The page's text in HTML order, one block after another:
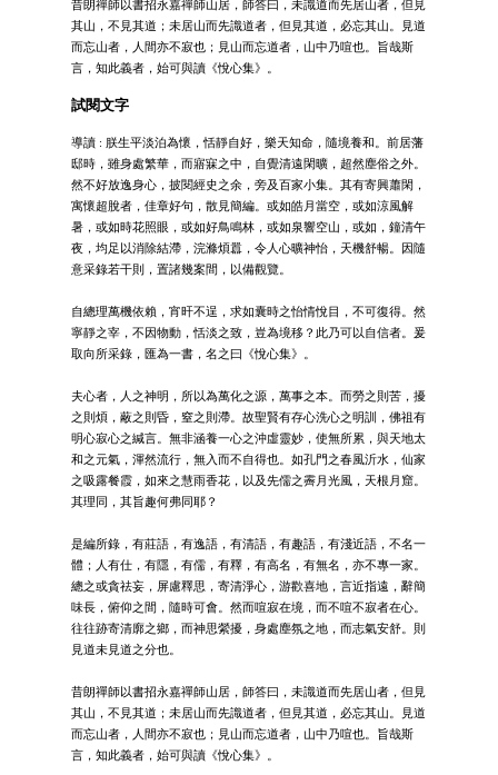
昔朗禪師以書招永嘉禪師山居，師答曰，未識道而先居山者，但見
其山，不見其道；未居山而先識道者，但見其道，必忘其山。見道
而忘山者，人間亦不寂也；見山而忘道者，山中乃喧也。旨哉斯
言，知此義者，始可與讀《悅心集》。
試閱文字
導讀 : 朕生平淡泊為懷，恬靜自好，樂天知命，隨境養和。前居藩
邸時，雖身處繁華，而寤寐之中，自覺清遠閑曠，超然塵俗之外。
然不好放逸身心，披閱經史之余，旁及百家小集。其有寄興蕭閑，
寓懷超脫者，佳章好句，散見簡編。或如皓月當空，或如涼風解
暑，或如時花照眼，或如好鳥鳴林，或如泉響空山，或如，鐘清午
夜，均足以消除結滯，浣滌煩囂，令人心曠神怡，天機舒暢。因隨
意采錄若干則，置諸幾案間，以備觀覽。
自總理萬機依賴，宵旰不逞，求如囊時之怡情悅目，不可復得。然
寧靜之宰，不因物動，恬淡之致，豈為境移？此乃可以自信者。爰
取向所采錄，匯為一書，名之曰《悅心集》。
夫心者，人之神明，所以為萬化之源，萬事之本。而勞之則苦，擾
之則煩，蔽之則昏，窒之則滯。故聖賢有存心洗心之明訓，佛祖有
明心寂心之緘言。無非涵養一心之沖虛靈妙，使無所累，與天地太
和之元氣，渾然流行，無入而不自得也。如孔門之春風沂水，仙家
之吸露餐霞，如來之慧雨香花，以及先儒之霽月光風，天根月窟。
其理同，其旨趣何弗同耶？
是編所錄，有莊語，有逸語，有清語，有趣語，有淺近語，不名一
體；人有仕，有隱，有儒，有釋，有高名，有無名，亦不專一家。
總之或貪祛妄，屏慮釋思，寄清淨心，游歡喜地，言近指遠，辭簡
味長，俯仰之間，隨時可會。然而喧寂在境，而不喧不寂者在心。
往往跡寄清廓之鄉，而神思縈擾，身處塵氛之地，而志氣安舒。則
見道未見道之分也。
昔朗禪師以書招永嘉禪師山居，師答曰，未識道而先居山者，但見
其山，不見其道；未居山而先識道者，但見其道，必忘其山。見道
而忘山者，人間亦不寂也；見山而忘道者，山中乃喧也。旨哉斯
言，知此義者，始可與讀《悅心集》。